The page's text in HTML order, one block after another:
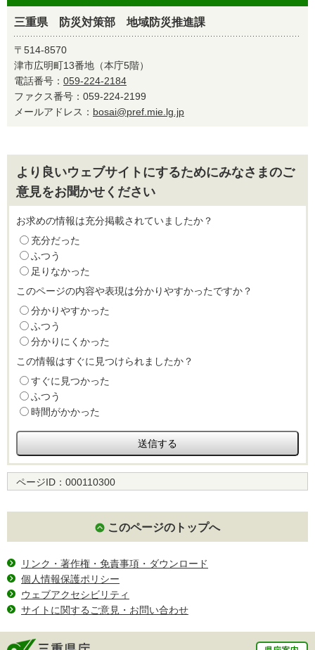
三重県 防災対策部 地域防災推進課
〒514-8570
津市広明町13番地（本庁5階）
電話番号： 059-224-2184
ファクス番号：059-224-2199
メールアドレス： bosai@pref.mie.lg.jp
より良いウェブサイトにするためにみなさまのご
意見をお聞かせください
お求めの情報は充分掲載されていましたか？
充分だった
ふつう
足りなかった
このページの内容や表現は分かりやすかったですか？
分かりやすかった
ふつう
分かりにくかった
この情報はすぐに見つけられましたか？
すぐに見つかった
ふつう
時間がかかった
ページID： 000110300
このページのトップへ
リンク・著作権・免責事項・ダウンロード
個人情報保護ポリシー
ウェブアクセシビリティ
サイトに関するご意見・お問い合わせ